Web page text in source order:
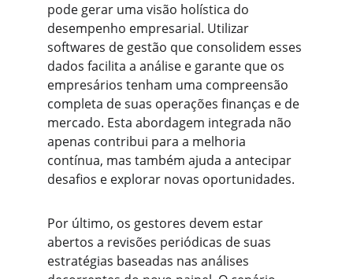
pode gerar uma visão holística do
desempenho empresarial. Utilizar
softwares de gestão que consolidem esses
dados facilita a análise e garante que os
empresários tenham uma compreensão
completa de suas operações finanças e de
mercado. Esta abordagem integrada não
apenas contribui para a melhoria
contínua, mas também ajuda a antecipar
desafios e explorar novas oportunidades.
Por último, os gestores devem estar
abertos a revisões periódicas de suas
estratégias baseadas nas análises